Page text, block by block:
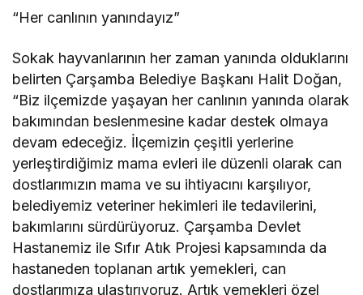
“Her canlının yanındayız”
Sokak hayvanlarının her zaman yanında olduklarını
belirten Çarşamba Belediye Başkanı Halit Doğan,
“Biz ilçemizde yaşayan her canlının yanında olarak
bakımından beslenmesine kadar destek olmaya
devam edeceğiz. İlçemizin çeşitli yerlerine
yerleştirdiğimiz mama evleri ile düzenli olarak can
dostlarımızın mama ve su ihtiyacını karşılıyor,
belediyemiz veteriner hekimleri ile tedavilerini,
bakımlarını sürdürüyoruz. Çarşamba Devlet
Hastanemiz ile Sıfır Atık Projesi kapsamında da
hastaneden toplanan artık yemekleri, can
dostlarımıza ulaştırıyoruz. Artık yemekleri özel